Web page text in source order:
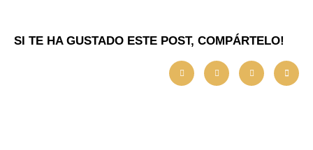
SI TE HA GUSTADO ESTE POST, COMPÁRTELO!